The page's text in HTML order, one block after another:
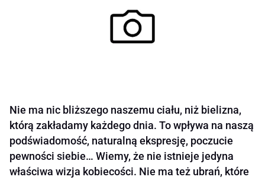
Nie ma nic bliższego naszemu ciału, niż bielizna,
którą zakładamy każdego dnia. To wpływa na naszą
podświadomość, naturalną ekspresję, poczucie
pewności siebie… Wiemy, że nie istnieje jedyna
właściwa wizja kobiecości. Nie ma też ubrań, które